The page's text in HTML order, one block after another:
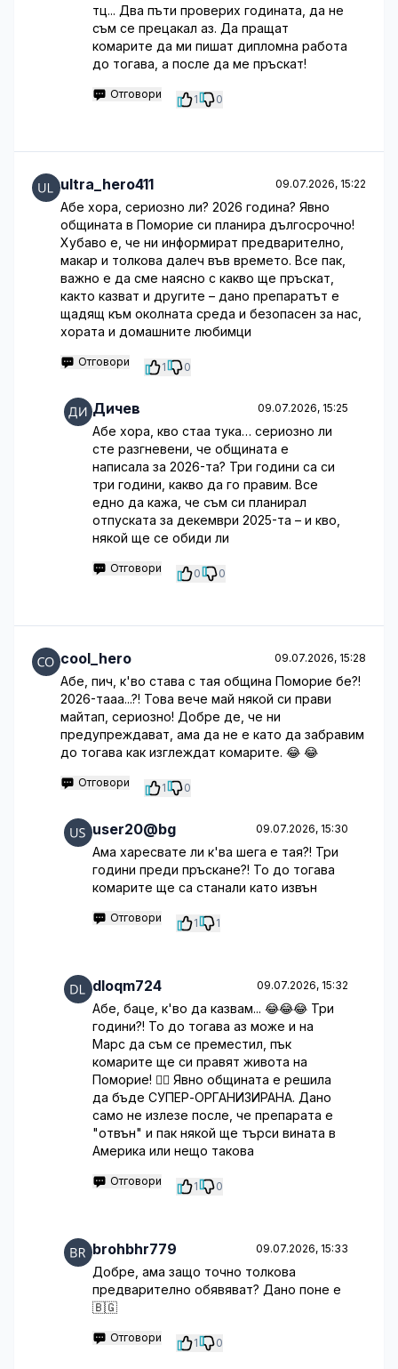
тц... Два пъти проверих годината, да не
съм се прецакал аз. Да пращат
комарите да ми пишат дипломна работа
до тогава, а после да ме пръскат!
Отговори 1 0
ultra_hero411 09.07.2026, 15:22
Абе хора, сериозно ли? 2026 година? Явно
общината в Поморие си планира дългосрочно!
Хубаво е, че ни информират предварително,
макар и толкова далеч във времето. Все пак,
важно е да сме наясно с какво ще пръскат,
както казват и другите – дано препаратът е
щадящ към околната среда и безопасен за нас,
хората и домашните любимци
Отговори 1 0
Дичев 09.07.2026, 15:25
Абе хора, кво стаа тука… сериозно ли
сте разгневени, че общината е
написала за 2026-та? Три години са си
три години, какво да го правим. Все
едно да кажа, че съм си планирал
отпуската за декември 2025-та – и кво,
някой ще се обиди ли
Отговори 0 0
cool_hero 09.07.2026, 15:28
Абе, пич, к'во става с тая община Поморие бе?!
2026-тааа...?! Това вече май някой си прави
майтап, сериозно! Добре де, че ни
предупреждават, ама да не е като да забравим
до тогава как изглеждат комарите. 😂 😂
Отговори 1 0
user20@bg 09.07.2026, 15:30
Ама харесвате ли к'ва шега е тая?! Три
години преди пръскане?! То до тогава
комарите ще са станали като извън
Отговори 1 1
dloqm724 09.07.2026, 15:32
Абе, баце, к'во да казвам... 😂😂😂 Три
години?! То до тогава аз може и на
Марс да съм се преместил, пък
комарите ще си правят живота на
Поморие! 🤦‍♂️ Явно общината е решила
да бъде СУПЕР-ОРГАНИЗИРАНА. Дано
само не излезе после, че препарата е
"отвън" и пак някой ще търси вината в
Америка или нещо такова
Отговори 1 0
brohbhr779 09.07.2026, 15:33
Добре, ама защо точно толкова
предварително обявяват? Дано поне е
🇧🇬
Отговори 1 0